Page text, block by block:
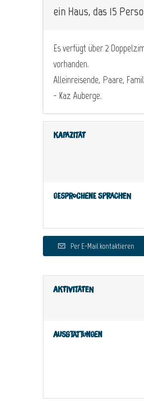
ein Haus, das 15
Es verfügt über 2
vorhanden.
Alleinreisende, Paare,
- Kaz Auberge.
Kapazität
Gesprochene Sprachen
Per E-Mail kontaktieren
Aktivitäten
Ausstattungen